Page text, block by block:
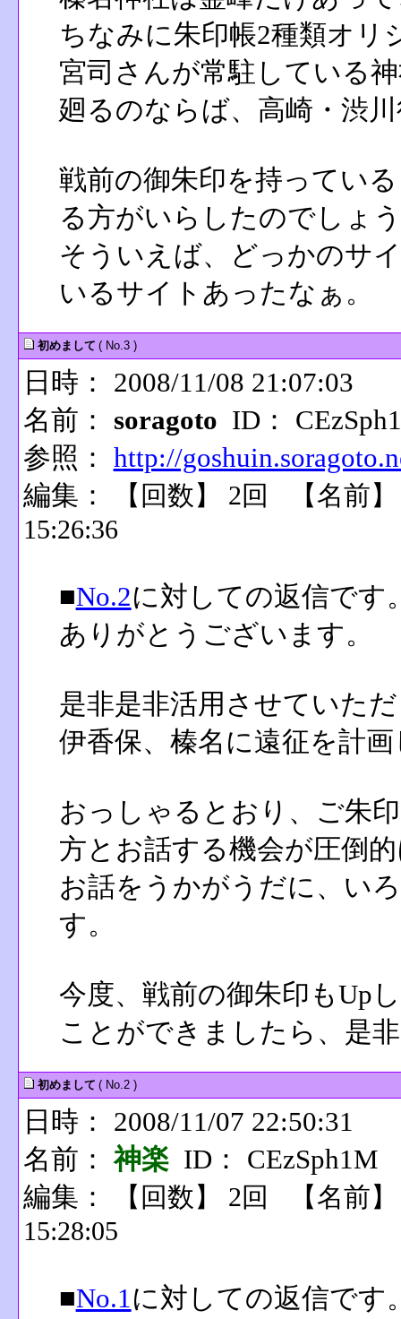
ちなみに朱印帳2種類オリ
宮司さんが常駐している
廻るのならば、高崎・渋
戦前の御朱印を持ってい
る方がいらしたのでしょ
そういえば、どっかのサ
いるサイトあったなぁ。
初めまして ( No.3 )
日時： 2008/11/08 21:07:03
名前： soragoto ID：
参照： http://
編集：
【回数】 2回 【名前
15:26:36
■No.2に対しての返信です
ありがとうございます。
是非是非活用させていた
伊香保、榛名に遠征を計
おっしゃるとおり、ご朱
方とお話する機会が圧倒
お話をうかがうだに、い
す。
今度、戦前の御朱印もUp
ことができましたら、是
初めまして ( No.2 )
日時： 2008/11/07 22:50:31
名前：神楽ID： CEzSph1M
編集：
【回数】 2回 【名前
15:28:05
■No.1に対しての返信です